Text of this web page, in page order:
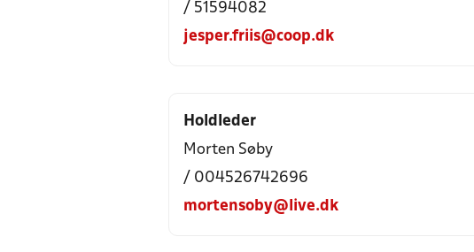
/ 51594082
jesper.friis@coop.dk
Holdleder
Morten Søby
/ 004526742696
mortensoby@live.dk